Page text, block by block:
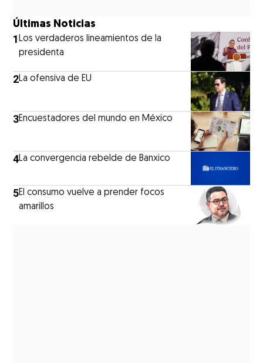
Últimas Noticias
1Los verdaderos lineamientos de la
presidenta
2La ofensiva de EU
3Encuestadores del mundo en México
4La convergencia rebelde de Banxico
5El consumo vuelve a prender focos
amarillos